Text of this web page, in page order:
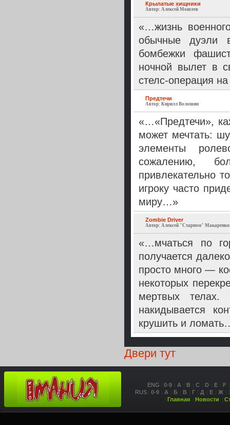
Крылатые хищники
Автор: Алексей Моисеев
«…жизнь
обычные дуэли
бомбежки
ночной вылет в
стелс-операция
Предтечи
Автор: Кирилл Волошин
«…«Предтечи»,
может мечтать:
элементы
сожалению,
привлекательно
игроку часто
миру…»
Zombie Driver
Автор: Алексей "Старпом"
«…мчаться по
получается
просто много —
некоторых
мертвых телах.
накидывается
крушить и
Двери тут
ENG 0-9 A B C D E
F
RUS
0-9 А Б В Г Д Е Ж
Главная
Новости